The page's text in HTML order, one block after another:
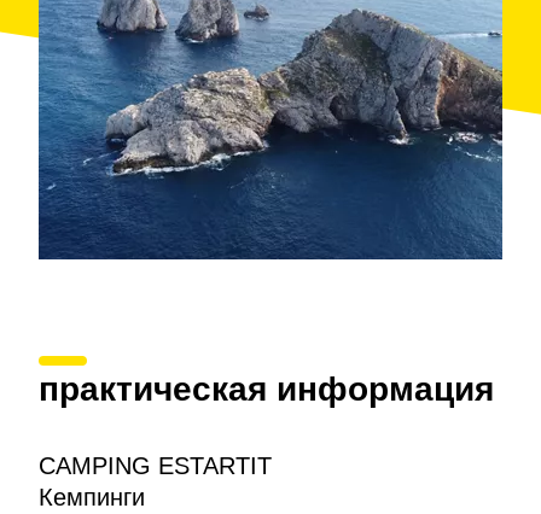
практическая информация
CAMPING ESTARTIT
Кемпинги